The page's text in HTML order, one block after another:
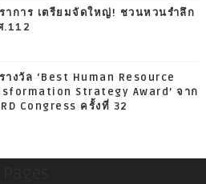
าการ เตรียมจัดใหญ่! ชวนหวนรำลึก
.112
างวัล ‘Best Human Resource
Strategy Award’ จาก
Congress ครั้งที่ 32